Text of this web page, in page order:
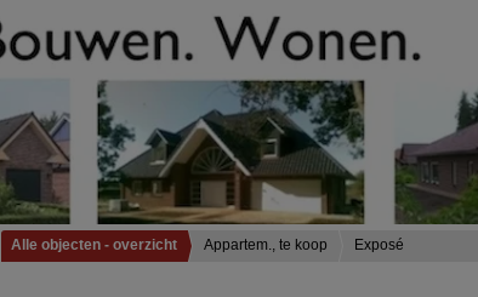
Alle objecten - overzicht Appartem., te koop Exposé